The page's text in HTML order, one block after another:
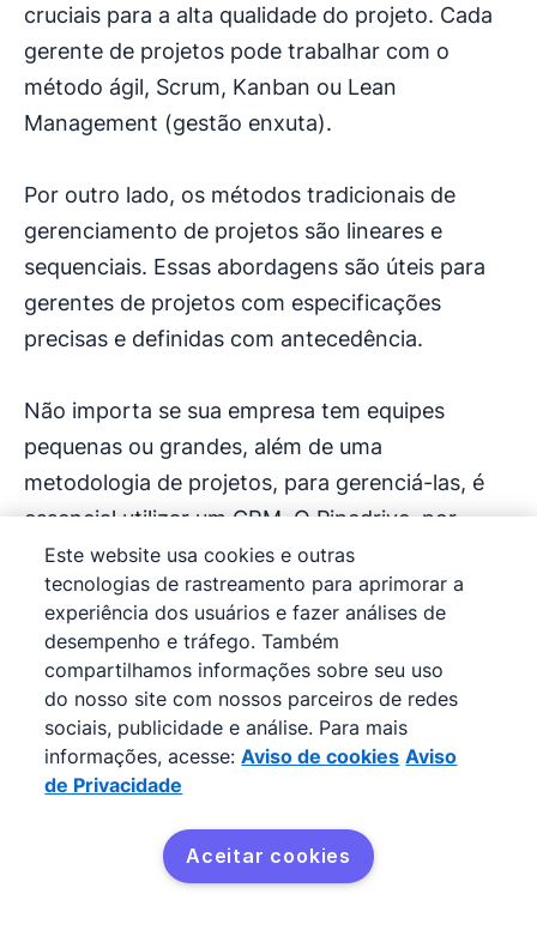
cruciais para a alta qualidade do projeto. Cada
gerente de projetos pode trabalhar com o
método ágil, Scrum, Kanban ou Lean
Management (gestão enxuta).
Por outro lado, os métodos tradicionais de
gerenciamento de projetos são lineares e
sequenciais. Essas abordagens são úteis para
gerentes de projetos com especificações
precisas e definidas com antecedência.
Não importa se sua empresa tem equipes
pequenas ou grandes, além de uma
metodologia de projetos, para gerenciá-las, é
essencial utilizar um CRM. O Pipedrive, por
exemplo, reduz as tarefas manuais, sendo uma
plataforma completa que oferece aos usuários
elementos de Kanban que facilitam os follow-
ups, ofechamento de negóciose o
gerenciamento de projetos com dados, projetos
educacionais, projetos com prazos apertados e
de projetos com metas.
Experimente uma das melhores ferramentas
controle do mercado por 14 dias gratuitamente
Experimente de
graças
Este website usa cookies e outras
tecnologias de rastreamento para aprimorar a
experiência dos usuários e fazer análises de
desempenho e tráfego. Também
compartilhamos informações sobre seu uso
do nosso site com nossos parceiros de redes
sociais, publicidade e análise. Para mais
informações, acesse: Aviso de cookies Aviso
de Privacidade
Aceitar cookies